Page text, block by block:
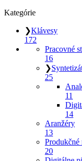
Kategórie
❯Klávesy
172
Pracovné
16
❯
25
11
14
Aranžéry
13
Produkčné
20